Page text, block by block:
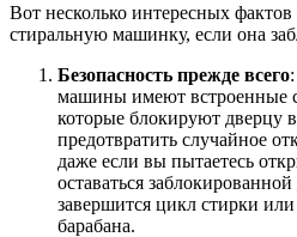
Вот несколько интересных
стиральную машинку, если она
Безопасность прежде всего
машины имеют встроенные
которые блокируют дверцу
предотвратить случайное
даже если вы пытаетесь
оставаться
завершится цикл стирки
барабана.